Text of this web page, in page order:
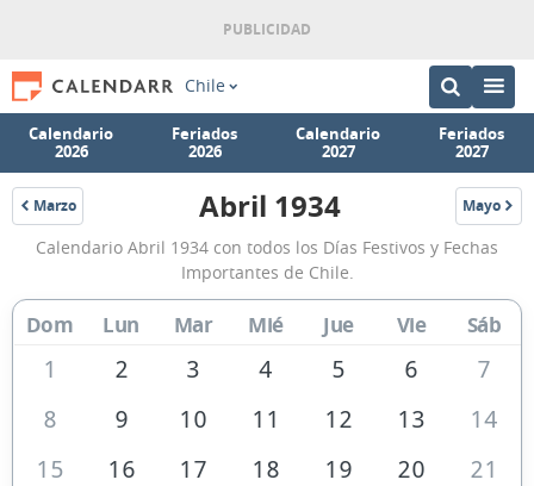
Chile
Calendario
2026
Feriados
2026
Calendario
2027
Feriados
2027
Marzo
1934
Calendario
Abril
1934
de
Chile
Abril 1934 Mayo
1934
Calendario Abril 1934 con todos los Días Festivos y Fechas
Importantes de Chile.
Dom Lun Mar Mié Jue Vie Sáb
1 2 3 4 5 6
7
8
9 10 11 12 13
14
15
16 17 18 19 20
21